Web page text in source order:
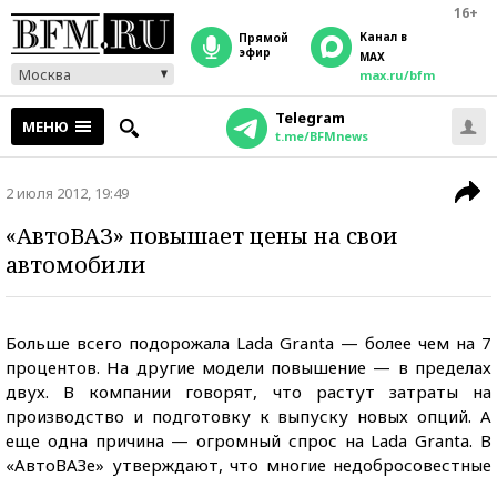
16+
Москва
прямой
эфир
Канал в
MAX
max.ru/bfm
МЕНЮ Telegram
t.me/BFMnews
2 июля 2012, 19:49
«АвтоВАЗ» повышает цены на свои
автомобили
Больше всего подорожала Lada Granta — более чем на 7
процентов. На другие модели повышение — в пределах
двух. В компании говорят, что растут затраты на
производство и подготовку к выпуску новых опций. А
еще одна причина — огромный спрос на Lada Granta. В
«АвтоВАЗе» утверждают, что многие недобросовестные